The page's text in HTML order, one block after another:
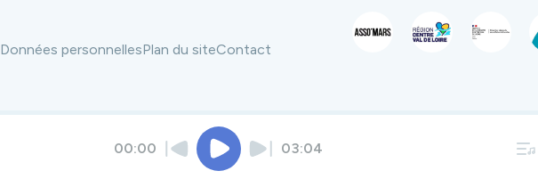
Données personnellesPlan du siteContact
00:00 03:04